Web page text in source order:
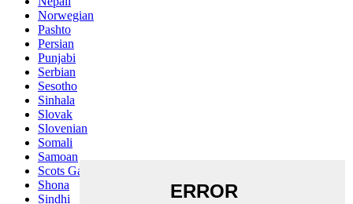
Norwegian
Pashto
Persian
Punjabi
Serbian
Sesotho
Sinhala
Slovak
Slovenian
Somali
Samoan
Scots Gaelic
Shona
Sindhi